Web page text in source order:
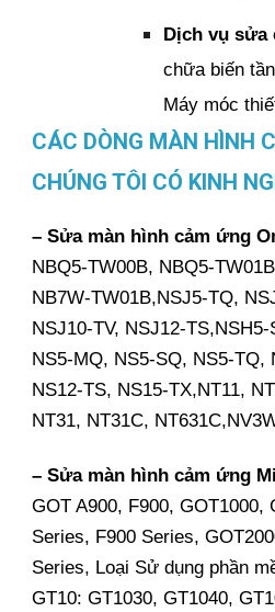
Dịch vụ sửa
chữa biến
Máy móc
CÁC DÒNG MÀN HÌNH
CHÚNG TÔI CÓ KINH
– Sửa màn hình cảm ứng
NBQ5-TW00B, NBQ5-
NB7W-TW01B,NSJ5-TQ,
NSJ10-TV, NSJ12-
NS5-MQ, NS5-SQ, NS5-TQ,
NS12-TS, NS15-TX,NT11,
NT31, NT31C,
– Sửa màn hình cảm ứng
GOT A900, F900, GOT1000,
Series, F900 Series,
Series, Loại Sử dụng phần
GT10: GT1030, GT1040,